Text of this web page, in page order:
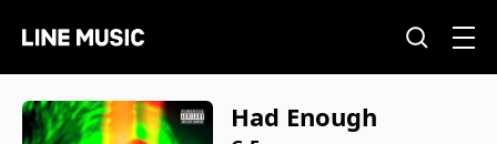
Had Enough